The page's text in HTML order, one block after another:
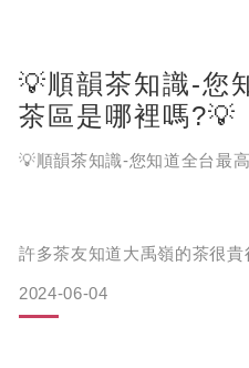
喔，這是需要經過台中市和
要獲得這個標章可不容易，
葉樣板評鑑，最後會進行農藥
💡順韻茶知識-您
茶區是哪裡嗎?💡
💡順韻茶知識-您知道全台最
許多茶友知道大禹嶺的茶很
公尺，而全台最高海拔的茶區
茶區』，其海拔高度則到了
2024-06-04